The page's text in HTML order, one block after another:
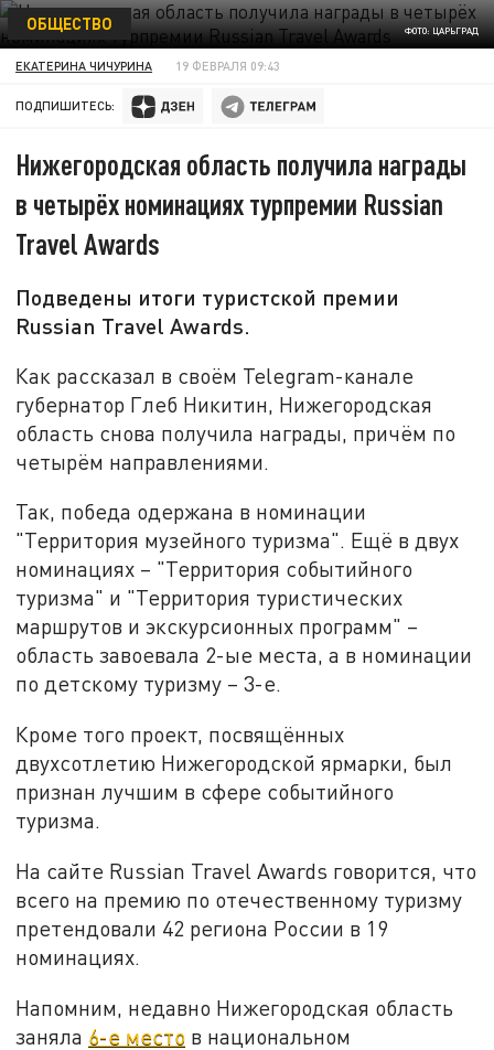
ФОТО: ЦАРЬГРАД
ОБЩЕСТВО
ЕКАТЕРИНА ЧИЧУРИНА 19 ФЕВРАЛЯ 09:43
ПОДПИШИТЕСЬ:
Нижегородская область получила награды
в четырёх номинациях турпремии Russian
Travel Awards
Подведены итоги туристской премии
Russian Travel Awards.
Как рассказал в своём Telegram-канале
губернатор Глеб Никитин, Нижегородская
область снова получила награды, причём по
четырём направлениями.
Так, победа одержана в номинации
"Территория музейного туризма". Ещё в двух
номинациях – "Территория событийного
туризма" и "Территория туристических
маршрутов и экскурсионных программ" –
область завоевала 2-ые места, а в номинации
по детскому туризму – 3-е.
Кроме того проект, посвящённых
двухсотлетию Нижегородской ярмарки, был
признан лучшим в сфере событийного
туризма.
На сайте Russian Travel Awards говорится, что
всего на премию по отечественному туризму
претендовали 42 региона России в 19
номинациях.
Напомним, недавно Нижегородская область
заняла 6-е место в национальном